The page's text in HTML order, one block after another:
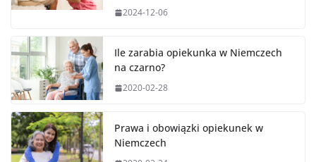
2024-12-06
Ile zarabia opiekunka w Niemczech
na czarno?
2020-02-28
Prawa i obowiązki opiekunek w
Niemczech